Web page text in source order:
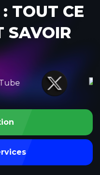
TOUT CE
SAVOIR